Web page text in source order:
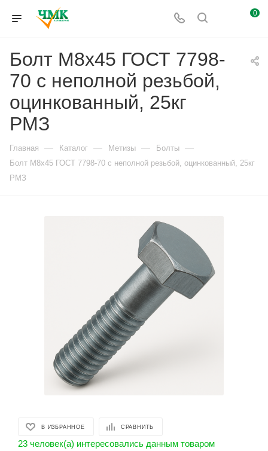
0
Болт М8х45 ГОСТ 7798-
70 с неполной резьбой,
оцинкованный, 25кг
РМЗ
Главная — Каталог — Метизы — Болты —
Болт М8х45 ГОСТ 7798-70 с неполной резьбой, оцинкованный, 25кг
РМЗ
В ИЗБРАННОЕ СРАВНИТЬ
23 человек(а) интересовались данным товаром